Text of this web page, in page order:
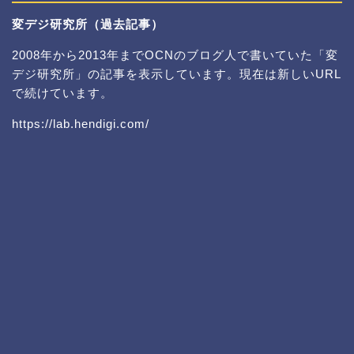
変デジ研究所（過去記事）
2008年から2013年までOCNのブログ人で書いていた「変
デジ研究所」の記事を表示しています。現在は新しいURL
で続けています。
https://lab.hendigi.com/